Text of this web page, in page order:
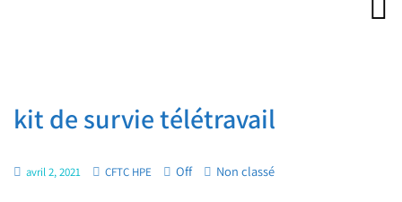
kit de survie télétravail
avril 2, 2021 CFTC HPE Off Non classé